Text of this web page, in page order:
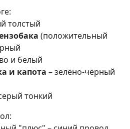
толстый
(положительный
и белый
и капота – зелёно-чёрный
тонкий